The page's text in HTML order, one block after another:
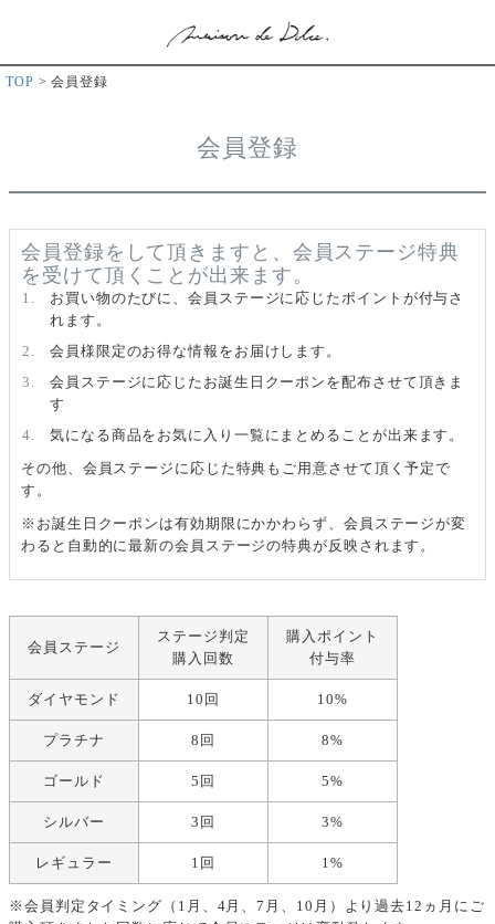
TOP 会員登録
会員登録
会員登録をして頂きますと、会員ステージ特典
を受けて頂くことが出来ます。
お買い物のたびに、会員ステージに応じたポイントが付与さ
れます。
会員様限定のお得な情報をお届けします。
会員ステージに応じたお誕生日クーポンを配布させて頂きま
す
気になる商品をお気に入り一覧にまとめることが出来ます。
その他、会員ステージに応じた特典もご用意させて頂く予定で
す。
※お誕生日クーポンは有効期限にかかわらず、会員ステージが変
わると自動的に最新の会員ステージの特典が反映されます。
会員ステージ
ステージ判定
購入回数
購入ポイント
付与率
ダイヤモンド 10回 10%
プラチナ 8回 8%
ゴールド 5回 5%
シルバー 3回 3%
レギュラー 1回 1%
※会員判定タイミング（1月、4月、7月、10月）より過去12ヵ月にご